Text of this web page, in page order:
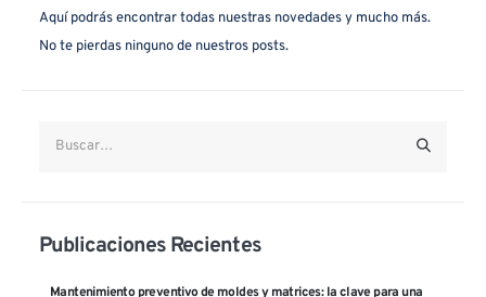
Aquí podrás encontrar todas nuestras novedades y mucho más.
No te pierdas ninguno de nuestros posts.
Publicaciones Recientes
Mantenimiento preventivo de moldes y matrices: la clave para una
Automóvil
Industria
Inyección